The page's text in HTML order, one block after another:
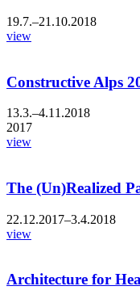
19.7.–21.10.2018
view
Constructive Alps
13.3.–4.11.2018
2017
view
The (Un)Realized
22.12.2017–3.4.2018
view
Architecture for